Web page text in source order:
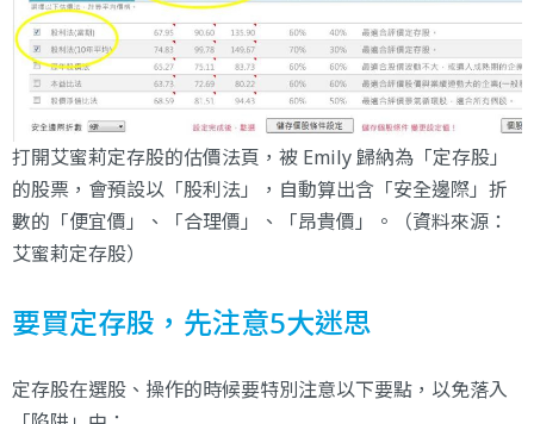
打開艾蜜莉定存股的估價法頁，被 Emily 歸納為「定存股」
的股票，會預設以「股利法」，自動算出含「安全邊際」折
數的「便宜價」、「合理價」、「昂貴價」。（資料來源：
艾蜜莉定存股）
要買定存股，先注意5大迷思
定存股在選股、操作的時候要特別注意以下要點，以免落入